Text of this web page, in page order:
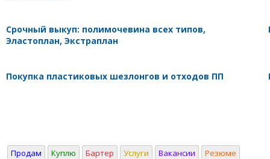
Срочный выкуп: полимочевина всех типов,
Эластоплан, Экстраплан
Покупка пластиковых шезлонгов и отходов ПП
Продам Куплю Бартер Услуги Вакансии Резюме